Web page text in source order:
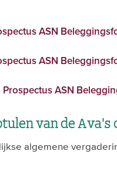
ASN
ASN
ASN
van de Ava's
algemene